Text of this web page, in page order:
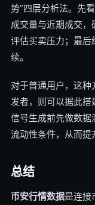
势”四层分析法。先
成交量与近期成交，
评估买卖压力；最
续。
对于普通用户，这
发者，则可以据此搭
信号生成前先做数据
流动性条件，从而提
总结
币安行情数据是连接